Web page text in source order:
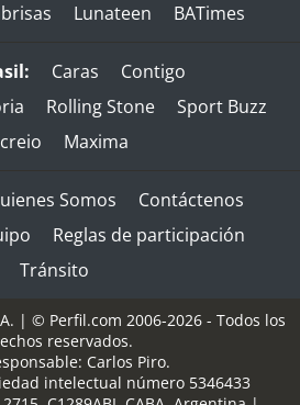
Lunateen BATimes
Caras
Contigo
Rolling Stone
Sport Buzz
Maxima
Somos
Contáctenos
Reglas de participación
Tránsito
| © Perfil.com 2006-2026 - Todos los
reservados.
Carlos Piro.
intelectual número 5346433